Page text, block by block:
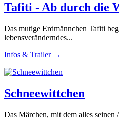
Tafiti - Ab durch die
Das mutige Erdmännchen Tafiti
lebensveränderndes...
Infos & Trailer →
Schneewittchen
Das Märchen, mit dem alles